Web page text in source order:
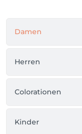
öffentliche
PENNY und Lidl
Verkehrsmitteln
wenige
Damen
Herren
Colorationen
Kinder